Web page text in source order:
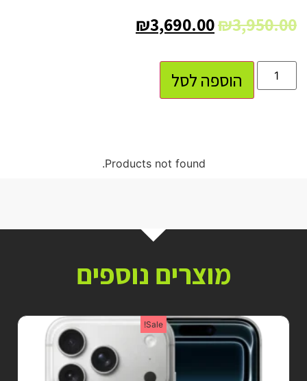
₪3,950.00
₪3,690.00
הוספה לסל
Products not found.
מוצרים נוספים
Sale!